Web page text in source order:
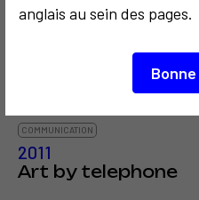
anglais au sein des pages.
COMMUNICATION
2011
Art by telephone